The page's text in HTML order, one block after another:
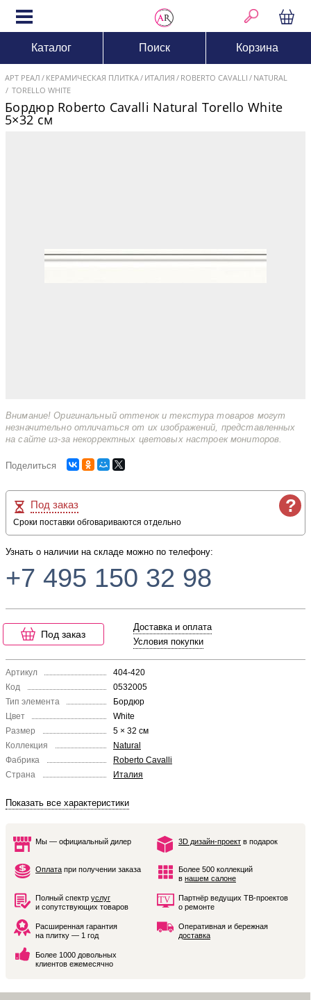
Каталог Поиск Корзина
АРТ РЕАЛ КЕРАМИЧЕСКАЯ ПЛИТКА ИТАЛИЯ ROBERTO CAVALLI
NATURAL
TORELLO WHITE
Бордюр Roberto Cavalli Natural Torello White
5×32 см
Внимание! Оригинальный оттенок и текстура товаров могут
незначительно отличаться от их изображений, представленных
на сайте из-за некорректных цветовых настроек мониторов.
Поделиться
?
Под заказ
Сроки поставки обговариваются отдельно
Узнать о наличии на складе можно по телефону:
+7 495 150 32 98
Под заказ
Доставка и оплата
Условия покупки
Артикул
404-420
Код
0532005
Тип элемента
Бордюр
Цвет
White
Размер
5 × 32 см
Коллекция
Natural
Фабрика
Roberto Cavalli
Страна
Италия
Показать все характеристики
Мы — официальный дилер 3D дизайн-проект в подарок
Оплата при получении заказа
Более 500 коллекций
в нашем салоне
Полный спектр услуг
и сопутствующих товаров
Партнёр ведущих ТВ-проектов
о ремонте
Расширенная гарантия
на плитку — 1 год
Оперативная и бережная
доставка
Более 1000 довольных
клиентов ежемесячно